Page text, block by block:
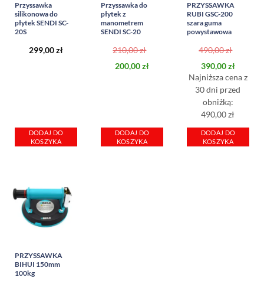
Przyssawka
silikonowa do
płytek SENDI SC-
20S
299,00zł
DODAJ DO
KOSZYKA
Przyssawka do
płytek z
manometrem
SENDI SC-20
210,00zł
Pierwotna
200,00złAktualna
wynosi:
200,00 zł.
DODAJ DO
KOSZYKA
PRZYSSAWKA
RUBI GSC-200
szara guma
powystawowa
490,00zł
cena
490,00
390,00zł
Najniższa cena z
30 dni przed
obniżką:
490,00 zł
DODAJ DO
KOSZYKA
PRZYSSAWKA
BIHUI 150mm
100kg